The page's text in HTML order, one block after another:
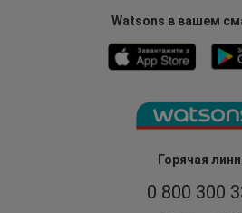
Горячая
0 800 300
Watsons в вашем